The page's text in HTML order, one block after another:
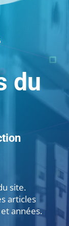
du
site.
articles
années.